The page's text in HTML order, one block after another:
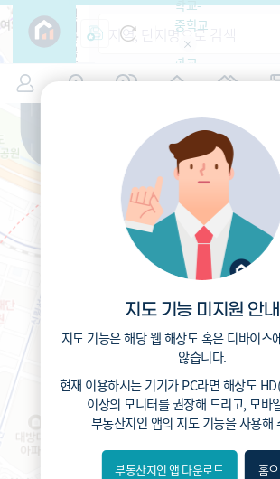
총거리
149m
도보
1.5분
필
항
목
(7)
학교-
중학교
학교-
고등학
면적-
평형
세대
수-100
이상
서울
범례
입주년차
입주예정
25~35년
35년이상
면적시세 입주 거래
주거 경매
매매 전세
가격
가격
범례색상기준
1개월 3개월 6개월 1년
지도 기능 미지원 안내
지도 기능은 해당 웹 해상도 혹은 디바이스
않습니다.
현재 이용하시는 기기가PC라면 해상도
이상의 모니터를 권장해 드리고, 모바
부동산지인 앱의 지도 기능을 사용해
부동산지인 앱 다운로드 홈